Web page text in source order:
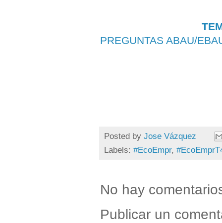
PREGUNTAS ABAU/
Posted by Jose Vázquez
Labels: #EcoEmpr,
No hay
Publicar un